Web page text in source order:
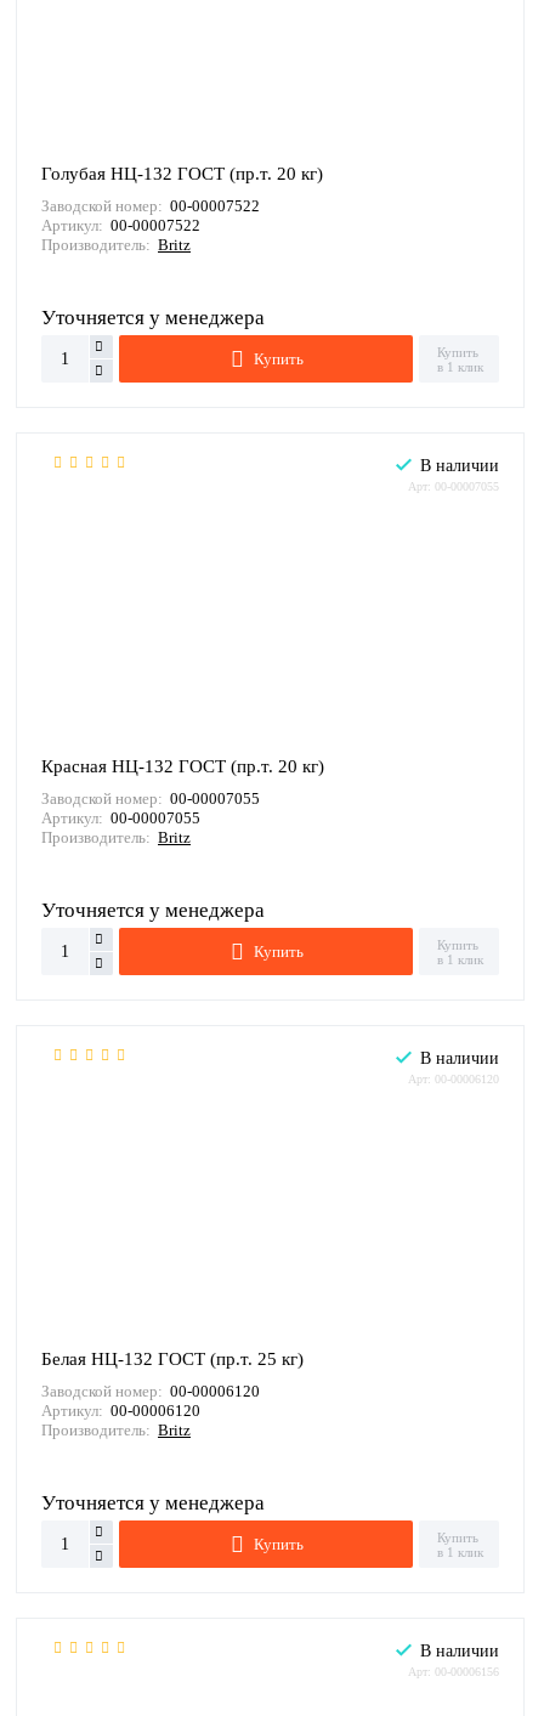
Голубая НЦ-132 ГОСТ (пр.т. 20 кг)
Заводской номер: 00-00007522
Артикул: 00-00007522
Производитель: Britz
Уточняется у менеджера
Купить
Купить
в 1 клик
В наличии
Арт: 00-00007055
Красная НЦ-132 ГОСТ (пр.т. 20 кг)
Заводской номер: 00-00007055
Артикул: 00-00007055
Производитель: Britz
Уточняется у менеджера
Купить
Купить
в 1 клик
В наличии
Арт: 00-00006120
Белая НЦ-132 ГОСТ (пр.т. 25 кг)
Заводской номер: 00-00006120
Артикул: 00-00006120
Производитель: Britz
Уточняется у менеджера
Купить
Купить
в 1 клик
В наличии
Арт: 00-00006156